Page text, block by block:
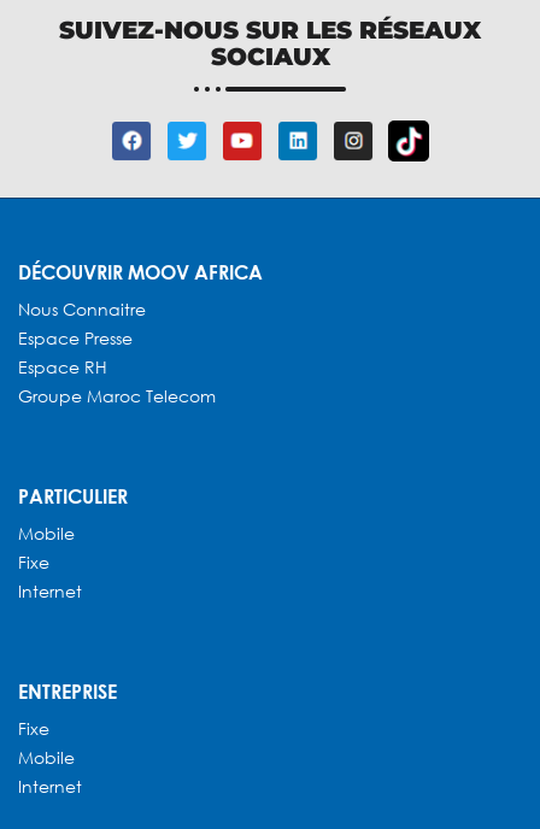
SUIVEZ-NOUS SUR LES RÉSEAUX
SOCIAUX
DÉCOUVRIR MOOV AFRICA
Nous Connaitre
Espace Presse
Espace RH
Groupe Maroc Telecom
PARTICULIER
Mobile
Fixe
Internet
ENTREPRISE
Fixe
Mobile
Internet